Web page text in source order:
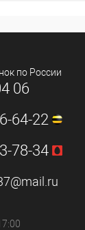
по России
06
64-22
78-34